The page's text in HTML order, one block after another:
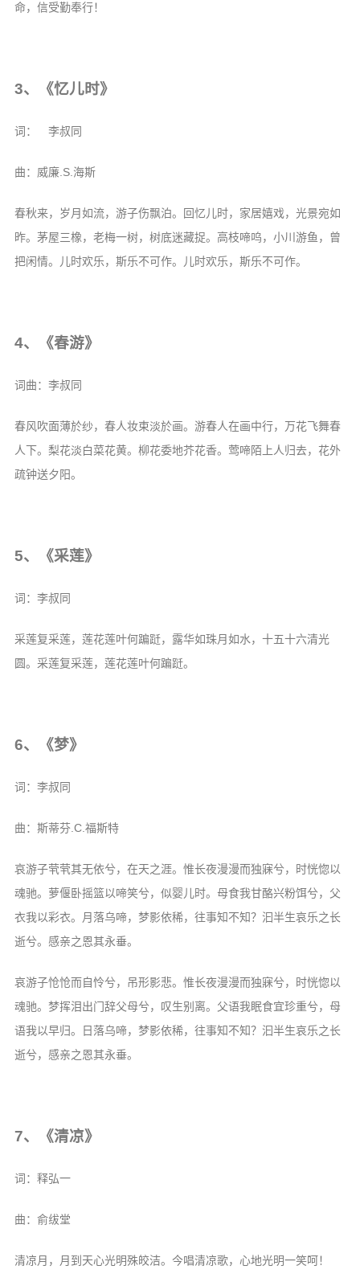
命，信受勤奉行！
3、《忆儿时》
词： 李叔同
曲：威廉.S.海斯
春秋来，岁月如流，游子伤飘泊。回忆儿时，家居嬉戏，光景宛如
昨。茅屋三橡，老梅一树，树底迷藏捉。高枝啼呜，小川游鱼，曾
把闲情。儿时欢乐，斯乐不可作。儿时欢乐，斯乐不可作。
4、《春游》
词曲：李叔同
春风吹面薄於纱，春人妆束淡於画。游春人在画中行，万花飞舞春
人下。梨花淡白菜花黄。柳花委地芥花香。莺啼陌上人归去，花外
疏钟送夕阳。
5、《采莲》
词：李叔同
采莲复采莲，莲花莲叶何蹁跹，露华如珠月如水，十五十六清光
圆。采莲复采莲，莲花莲叶何蹁跹。
6、《梦》
词：李叔同
曲：斯蒂芬.C.福斯特
哀游子茕茕其无依兮，在天之涯。惟长夜漫漫而独寐兮，时恍惚以
魂驰。萝偃卧摇篮以啼笑兮，似婴儿时。母食我甘酪兴粉饵兮，父
衣我以彩衣。月落乌啼，梦影依稀，往事知不知？汩半生哀乐之长
逝兮。感亲之恩其永垂。
哀游子怆怆而自怜兮，吊形影悲。惟长夜漫漫而独寐兮，时恍惚以
魂驰。梦挥泪出门辞父母兮，叹生别离。父语我眠食宜珍重兮，母
语我以早归。日落乌啼，梦影依稀，往事知不知？汩半生哀乐之长
逝兮，感亲之恩其永垂。
7、《清凉》
词：释弘一
曲：俞绂堂
清凉月，月到天心光明殊皎洁。今唱清凉歌，心地光明一笑呵！